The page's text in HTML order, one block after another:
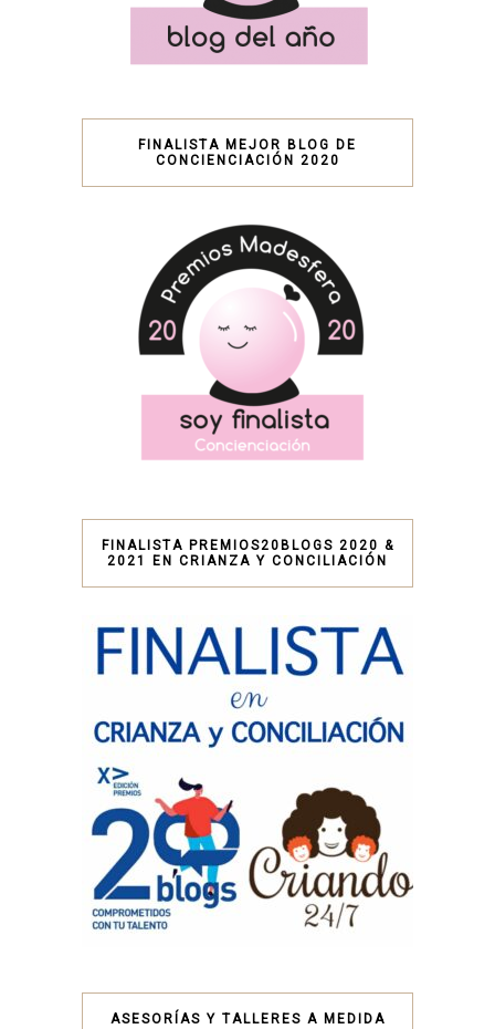
FINALISTA MEJOR BLOG DE
CONCIENCIACIÓN 2020
FINALISTA PREMIOS20BLOGS 2020 &
2021 EN CRIANZA Y CONCILIACIÓN
ASESORÍAS Y TALLERES A MEDIDA